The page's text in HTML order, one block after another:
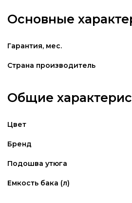
Основные
Гарантия, мес.
Страна производитель
Общие
Цвет
Бренд
Подошва утюга
Емкость бака (л)